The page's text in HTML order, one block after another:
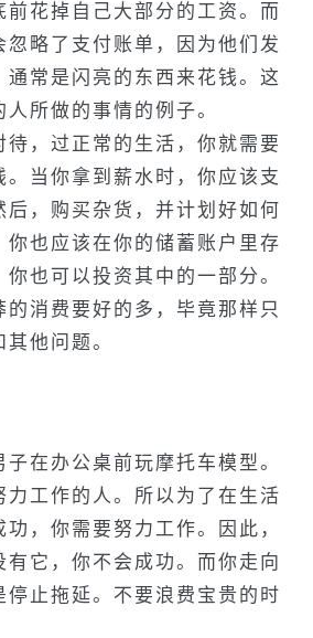
前花掉自己大部分的工资。而
忽略了支付账单，因为他们发
通常是闪亮的东西来花钱。这
所做的事情的例子。
待，过正常的生活，你就需要
。当你拿到薪水时，你应该支
后，购买杂货，并计划好如何
你也应该在你的储蓄账户里存
也可以投资其中的一部分。
消费要好的多，毕竟那样只
他问题。
在办公桌前玩摩托车模型。
力工作的人。所以为了在生活
，你需要努力工作。因此，
有它，你不会成功。而你走向
停止拖延。不要浪费宝贵的时